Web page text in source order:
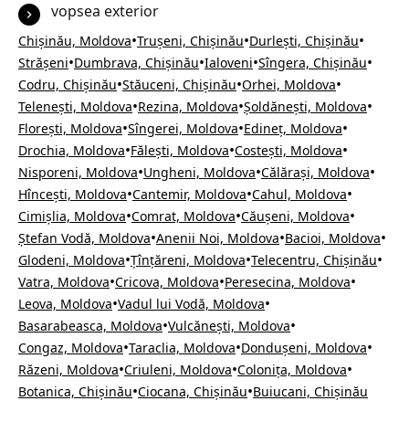
vopsea exterior
Chișinău, Moldova•Trușeni, Chișinău•Durlești, Chișinău•
Strășeni•Dumbrava, Chișinău•Ialoveni•Sîngera, Chișinău•
Codru, Chișinău•Stăuceni, Chișinău•Orhei, Moldova•
Telenești, Moldova•Rezina, Moldova•Șoldănești, Moldova•
Florești, Moldova•Sîngerei, Moldova•Edineț, Moldova•
Drochia, Moldova•Fălești, Moldova•Costești, Moldova•
Nisporeni, Moldova•Ungheni, Moldova•Călărași, Moldova•
Hîncești, Moldova•Cantemir, Moldova•Cahul, Moldova•
Cimișlia, Moldova•Comrat, Moldova•Căușeni, Moldova•
Ștefan Vodă, Moldova•Anenii Noi, Moldova•Bacioi, Moldova•
Glodeni, Moldova•Țînțăreni, Moldova•Telecentru, Chișinău•
Vatra, Moldova•Cricova, Moldova•Peresecina, Moldova•
Leova, Moldova•Vadul lui Vodă, Moldova•
Basarabeasca, Moldova•Vulcănești, Moldova•
Congaz, Moldova•Taraclia, Moldova•Dondușeni, Moldova•
Răzeni, Moldova•Criuleni, Moldova•Colonița, Moldova•
Botanica, Chișinău•Ciocana, Chișinău•Buiucani, Chișinău